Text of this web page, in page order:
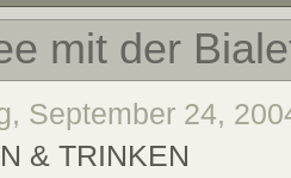
mit der
September 24,
& TRINKEN